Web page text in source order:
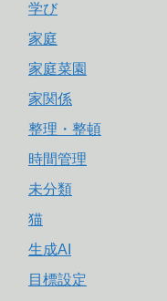
学び
家庭
家庭菜園
家関係
整理・整頓
時間管理
未分類
猫
生成AI
目標設定